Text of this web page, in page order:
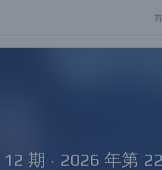
期 · 2026 年第